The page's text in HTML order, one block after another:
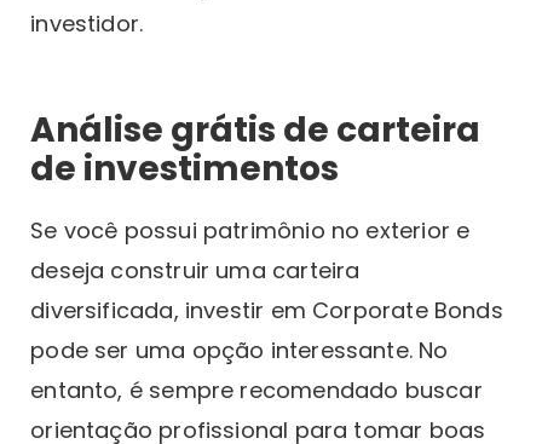
investidor.
Análise grátis de carteira
de investimentos
Se você possui patrimônio no exterior e
deseja construir uma carteira
diversificada, investir em Corporate Bonds
pode ser uma opção interessante. No
entanto, é sempre recomendado buscar
orientação profissional para tomar boas